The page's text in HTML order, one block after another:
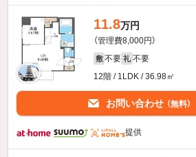
11.8万円
（管理費8,000円）
敷 不要 礼 不要
12階 / 1LDK / 36.98㎡
お問い合わせ （無料）
提供